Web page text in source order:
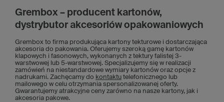
Grembox – producent kartonów,
dystrybutor akcesoriów opakowaniowych
Grembox to firma produkująca kartony tekturowe i dostarczająca
akcesoria do pakowania. Oferujemy szeroką gamę kartonów
klapowych i fasonowych, wykonanych z tektury falistej 3-
warstwowej lub 5-warstwowej. Specjalizujemy się w realizacji
zamówień na niestandardowe wymiary kartonów oraz opcje z
nadrukami. Zachęcamy do kontaktu telefonicznego lub
mailowego w celu otrzymania spersonalizowanej oferty.
Gwarantujemy atrakcyjne ceny zarówno na nasze kartony, jak i
akcesoria pakowe.